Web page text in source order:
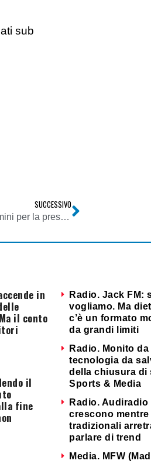
sub
SUCCESSIVO
Adempimenti tributari – Modello Eas – Termini per la presentazione
in
il conto
il
fine
Radio. Jack FM:
vogliamo. Ma
c’è un formato
da grandi limiti
Radio. Monito
tecnologia da
della chiusura di
Sports & Media
Radio.
crescono
tradizionali
parlare di trend
Media. MFW